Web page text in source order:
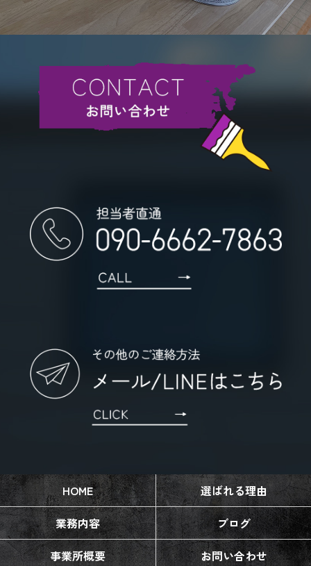
HOME
選ばれる理由
業務内容
ブログ
事業所概要
お問い合わせ